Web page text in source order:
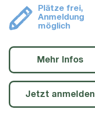
Plätze frei,
Anmeldung
möglich
Mehr Infos
Jetzt anmelden